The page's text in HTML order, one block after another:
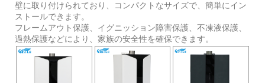
壁に取り付けられており、コンパクトなサイズで、簡単にイン
ストールできます。
フレームアウト保護、イグニッション障害保護、不凍液保護、
過熱保護などにより、家族の安全性を確保できます。